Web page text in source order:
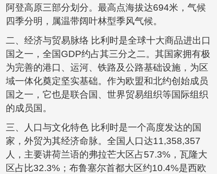
阿登高原三部分划分。最高点海拔达694米，气候
四季分明，属温带阔叶林型季风气候。
二、经济与贸易脉络 比利时是全球十大商品进出口
国之一，全国GDP约占其三分之二。其国家拥有极
为完善的港口、运河、铁路及公路基础设施，为区
域一体化奠定坚实基础。作为欧盟和北约创始成员
国之一，它也是联合国、世界贸易组织等国际组织
的成员国。
三、人口与文化特色 比利时是一个高度发达的国
家，外贸为其经济命脉。全国人口达11,358,357
人，主要讲荷兰语的弗拉芒大区占57.3%，瓦隆大
区占比32.3%；布鲁塞尔首都大区约10.4%是西欧